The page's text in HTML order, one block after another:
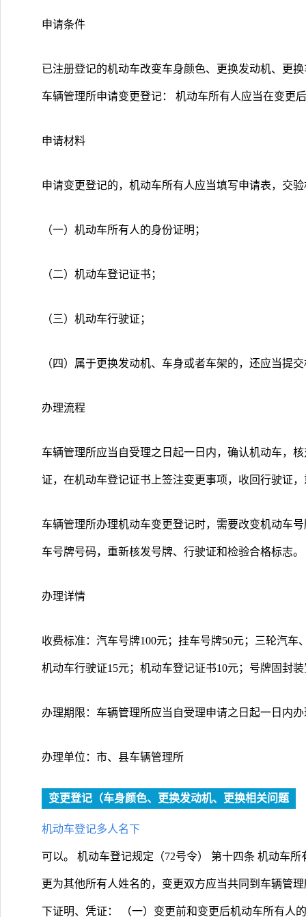
申请条件
已注册登记的机动车改变车身颜色、更换发动机、更
车辆管理所申请变更登记： 机动车所有人应当在变更
申请材料
申请变更登记的，机动车所有人应当填写申请表，交
（一）机动车所有人的身份证明；
（二）机动车登记证书；
（三）机动车行驶证；
（四）属于更换发动机、车身或者车架的，还应当提
办理流程
车辆管理所应当自受理之日起一日内，确认机动车，
证，在机动车登记证书上签注变更事项，收回行驶证
车辆管理所办理机动车变更登记时，需要改变机动车
车号牌号码，重新核发号牌、行驶证和检验合格标志。
办理详情
收费标准：汽车号牌100元；挂车号牌50元；三轮汽车
机动车行驶证15元；机动车登记证书10元；号牌固封
办理期限：车辆管理所应当自受理申请之日起一日内
办理单位：市、县车辆管理所
变更登记（车身颜色、更换发动机、更换相关问题
机动车登记多人名下
可以。 机动车登记规定（72号令） 第十四条 机动车
更为其他所有人姓名的，变更双方应当共同到车辆管
下证明、凭证： （一）变更前和变更后机动车所有人